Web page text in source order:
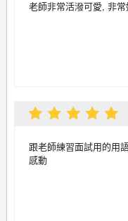
老師非常活潑可愛, 非常
跟老師練習面試用的用
感動